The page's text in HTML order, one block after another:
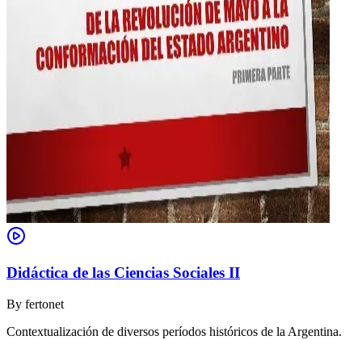
Didáctica de las Ciencias Sociales II
By fertonet
Contextualización de diversos períodos históricos de la Argentina.